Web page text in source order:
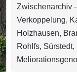
Zwischenarchiv
Verkoppelung,
Holzhausen,
Rohlfs,